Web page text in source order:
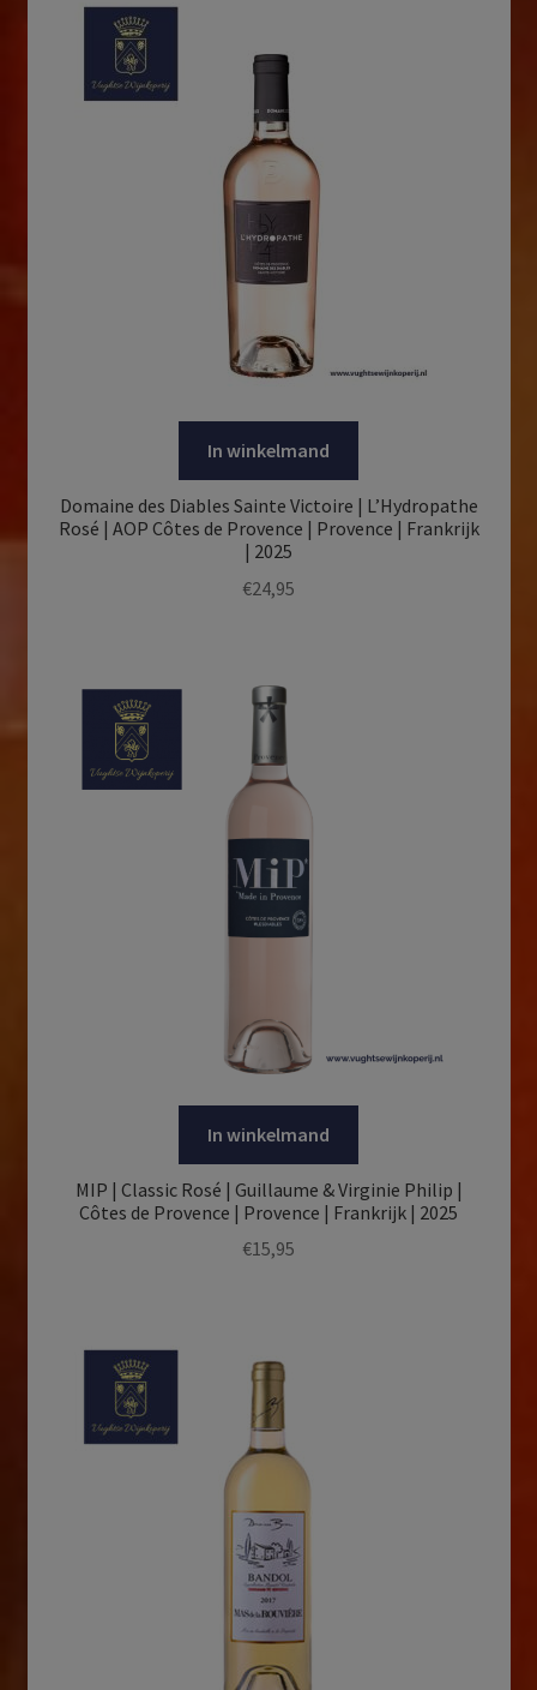
In winkelmand
Domaine des Diables Sainte Victoire | L’Hydropathe
Rosé | AOP Côtes de Provence | Provence | Frankrijk
| 2025
€24,95
In winkelmand
MIP | Classic Rosé | Guillaume & Virginie Philip |
Côtes de Provence | Provence | Frankrijk | 2025
€15,95